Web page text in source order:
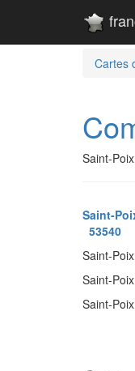
Cartes
Saint-
Saint-
53540
Saint-
Saint-
Saint-